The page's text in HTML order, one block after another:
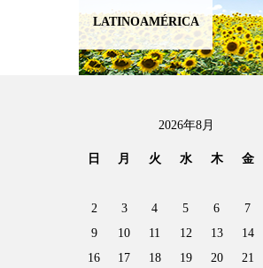
LATINOAMÉRICA
2026年8月
日 月 火 水 木 金
2
3 4 5 6 7
9
10 11 12 13 14
16
17 18 19 20 21